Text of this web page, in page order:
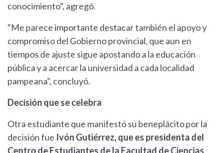
conocimiento", agregó.
"Me parece importante destacar también el apoyo y
compromiso del Gobierno provincial, que aun en
tiempos de ajuste sigue apostando a la educación
pública y a acercar la universidad a cada localidad
pampeana", concluyó.
Decisión que se celebra
Otra estudiante que manifestó su beneplácito por la
decisión fue Ivón Gutiérrez, que es presidenta del
Centro de Estudiantes de la Facultad de Ciencias